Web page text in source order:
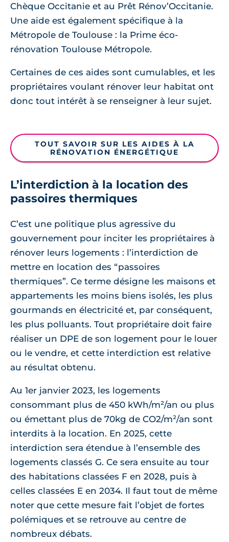
Chèque Occitanie et au Prêt Rénov’Occitanie.
Une aide est également spécifique à la
Métropole de Toulouse : la Prime éco-
rénovation Toulouse Métropole.
Certaines de ces aides sont cumulables, et les
propriétaires voulant rénover leur habitat ont
donc tout intérêt à se renseigner à leur sujet.
TOUT SAVOIR SUR LES AIDES À LA
RÉNOVATION ÉNERGÉTIQUE
L’interdiction à la location des
passoires thermiques
C’est une politique plus agressive du
gouvernement pour inciter les propriétaires à
rénover leurs logements : l’interdiction de
mettre en location des “passoires
thermiques”. Ce terme désigne les maisons et
appartements les moins biens isolés, les plus
gourmands en électricité et, par conséquent,
les plus polluants. Tout propriétaire doit faire
réaliser un DPE de son logement pour le louer
ou le vendre, et cette interdiction est relative
au résultat obtenu.
Au 1er janvier 2023, les logements
consommant plus de 450 kWh/m²/an ou plus
ou émettant plus de 70kg de CO2/m²/an sont
interdits à la location. En 2025, cette
interdiction sera étendue à l’ensemble des
logements classés G. Ce sera ensuite au tour
des habitations classées F en 2028, puis à
celles classées E en 2034. Il faut tout de même
noter que cette mesure fait l’objet de fortes
polémiques et se retrouve au centre de
nombreux débats.